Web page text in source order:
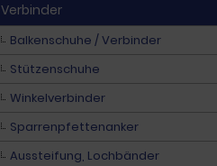
Verbinder
Balkenschuhe / Verbinder
Stützenschuhe
Winkelverbinder
Sparrenpfettenanker
Aussteifung, Lochbänder